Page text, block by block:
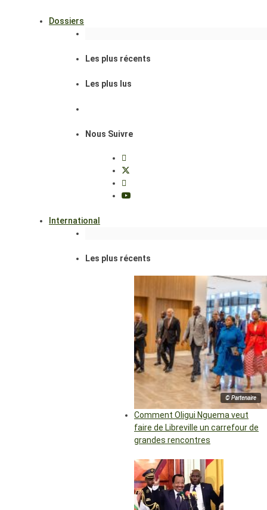
Dossiers
Les plus récents
Les plus lus
Nous Suivre
International
Les plus récents
© Partenaire
Comment Oligui Nguema veut
faire de Libreville un carrefour de
grandes rencontres